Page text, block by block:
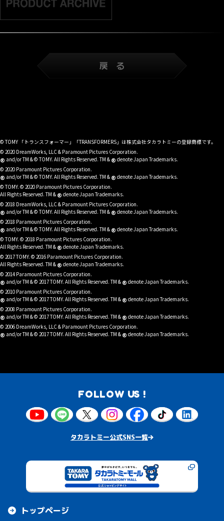
© TOMY 「トランスフォーマー」「TRANSFORMERS」は株式会社タカラトミーの登録商標です。
© 2020 DreamWorks, LLC & Paramount Pictures Corporation.
® and/or TM & © TOMY. All Rights Reserved. TM & ® denote Japan Trademarks.
© 2020 Paramount Pictures Corporation.
® and/or TM & © TOMY. All Rights Reserved. TM & ® denote Japan Trademarks.
© TOMY. © 2020 Paramount Pictures Corporation.
All Rights Reserved. TM & ® denote Japan Trademarks.
© 2018 DreamWorks, LLC & Paramount Pictures Corporation.
® and/or TM & © TOMY. All Rights Reserved. TM & ® denote Japan Trademarks.
© 2018 Paramount Pictures Corporation.
® and/or TM & © TOMY. All Rights Reserved. TM & ® denote Japan Trademarks.
© TOMY. © 2018 Paramount Pictures Corporation.
All Rights Reserved. TM & ® denote Japan Trademarks.
© 2017 TOMY. © 2016 Paramount Pictures Corporation.
All Rights Reserved. TM & ® denote Japan Trademarks.
© 2014 Paramount Pictures Corporation.
® and/or TM & © 2017 TOMY. All Rights Reserved. TM & ® denote Japan Trademarks.
© 2010 Paramount Pictures Corporation.
® and/or TM & © 2017 TOMY. All Rights Reserved. TM & ® denote Japan Trademarks.
© 2008 Paramount Pictures Corporation.
® and/or TM & © 2017 TOMY. All Rights Reserved. TM & ® denote Japan Trademarks.
© 2006 DreamWorks, LLC & Paramount Pictures Corporation.
® and/or TM & © 2017 TOMY. All Rights Reserved. TM & ® denote Japan Trademarks.
FOLLOW US !
タカラトミー公式SNS一覧
トップページ